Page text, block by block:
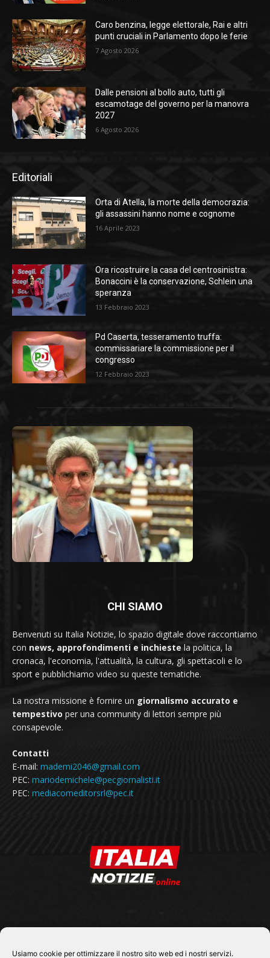
Usiamo cookie per ottimizzare il nostro sito web ed i nostri servizi.
Caro benzina, legge elettorale, Rai e altri
punti cruciali in Parlamento dopo le ferie
7 Agosto 2026
Dalle pensioni al bollo auto, tutti gli
escamotage del governo per la manovra
2027
6 Agosto 2026
Editoriali
Orta di Atella, la morte della democrazia:
gli assassini hanno nome e cognome
16 Aprile 2023
Ora ricostruire la casa del centrosinistra:
Bonaccini è la conservazione, Schlein una
speranza
13 Febbraio 2023
Pd Caserta, tesseramento truffa:
commissariare la commissione per il
congresso
12 Febbraio 2023
CHI SIAMO
Benvenuti su Italia Notizie, lo spazio digitale dove raccontiamo
con news, approfondimenti e inchieste la politica, la
cronaca, l'economia, l'attualità, la cultura, gli spettacoli e lo
sport e pubblichiamo video su queste tematiche.
La nostra missione è fornire un giornalismo accurato e
tempestivo per una community di lettori sempre più
consapevole.
Contatti
E-mail: mademi2046@gmail.com
PEC: mariodemichele@pecgiornalisti.it
PEC: mediacomeditorsrl@pec.it
SEGUICI SU